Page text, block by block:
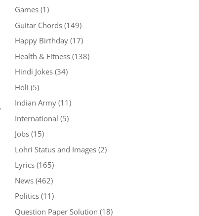
Games(1)
Guitar Chords(149)
Happy Birthday(17)
Health & Fitness(138)
Hindi Jokes(34)
Holi (5)
Indian Army(11)
International (5)
Jobs(15)
Lohri Status and Images(2)
Lyrics(165)
News(462)
Politics(11)
Question Paper Solution (18)